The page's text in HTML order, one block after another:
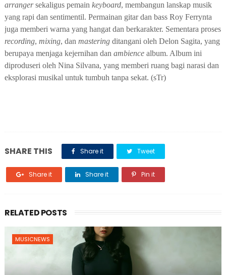
arrangersekaligus pemain keyboard, membangun lanskap musik
yang rapi dan sentimentil. Permainan gitar dan bass Roy Ferrynta
juga memberi warna yang hangat dan berkarakter. Sementara proses
recording, mixing, dan masteringditangani oleh Delon Sagita, yang
berupaya menjaga kejernihan dan ambiencealbum. Album ini
diproduseri oleh Nina Silvana, yang memberi ruang bagi narasi dan
eksplorasi musikal untuk tumbuh tanpa sekat. (sTr)
SHARE THIS Share it Tweet
Share it Share it Pin it
RELATED POSTS
MUSICNEWS